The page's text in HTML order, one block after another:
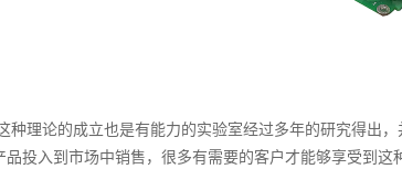
种理论的成立也是有能力的实验室经过多年的研究得出
投入到市场中销售，很多有需要的客户才能够享受到这